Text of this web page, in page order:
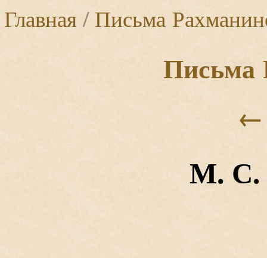
Главная/Письма
Письма
←
М. С.